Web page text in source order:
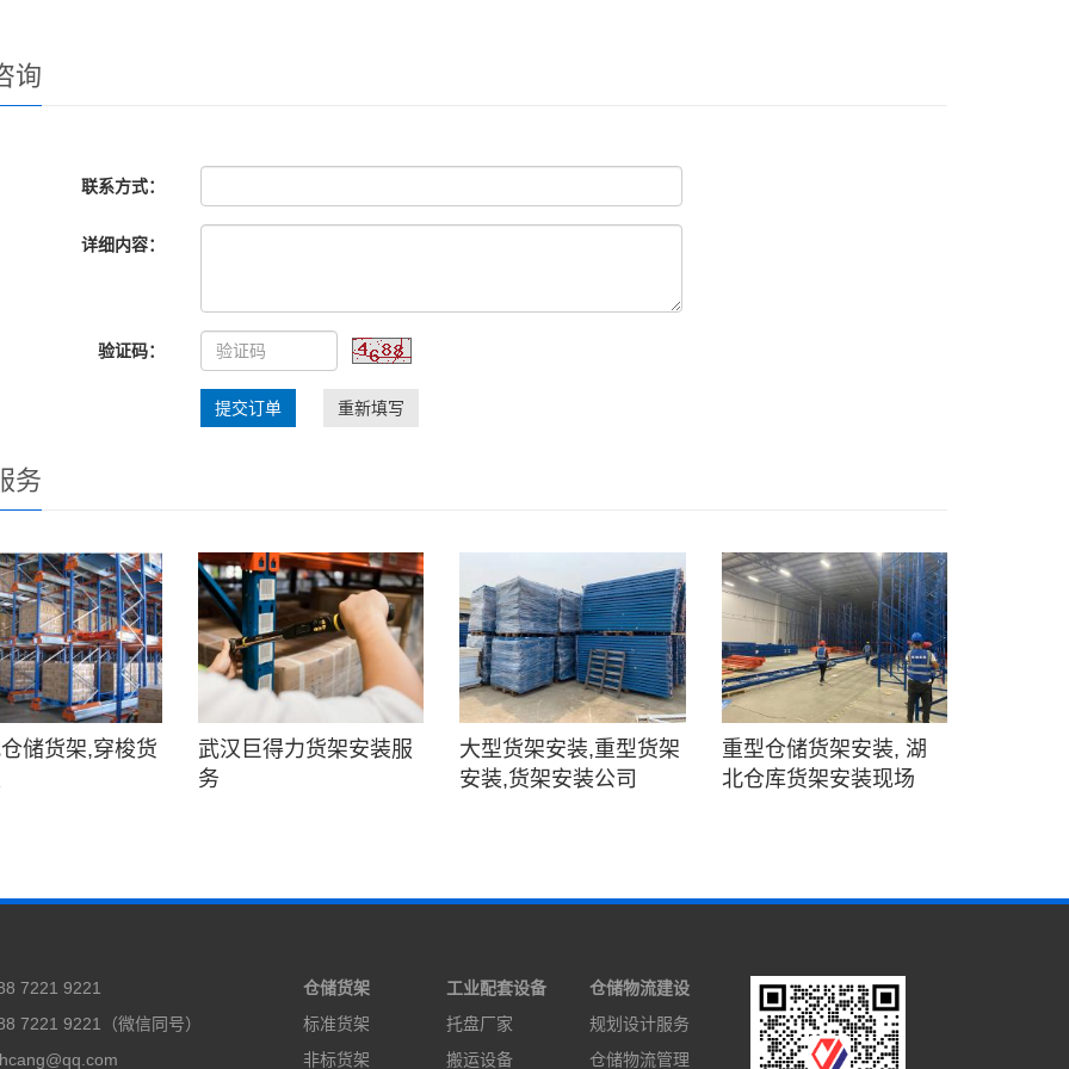
询
联系方式：
详细内容：
验证码：
提交订单 重新填写
务
储货架,穿梭货
武汉巨得力货架安装服
务
大型货架安装,重型货架
安装,货架安装公司
重型仓储货架安装, 湖
北仓库货架安装现场
7221 9221
7221 9221（微信同号）
仓储货架
标准货架
非标货架
工业配套设备
托盘厂家
搬运设备
仓储物流建设
规划设计服务
仓储物流管理